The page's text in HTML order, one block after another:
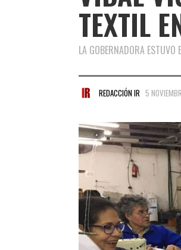
TEXTIL
LA GOBERNADORA
REDACCIÓN IR 5